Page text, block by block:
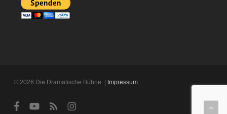
© 2026 Die Dramatische Bühne. | Impressum
facebookyoutubeRSS instagram